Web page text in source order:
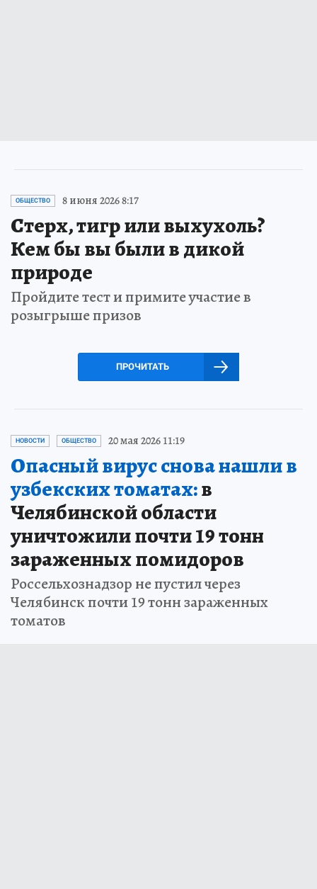
ОБЩЕСТВО 8 июня 2026 8:17
Стерх, тигр или выхухоль?
Кем бы вы были в дикой
природе
Пройдите тест и примите участие в
розыгрыше призов
ПРОЧИТАТЬ
НОВОСТИ ОБЩЕСТВО 20 мая 2026 11:19
Опасный вирус снова нашли в
узбекских томатах:в
Челябинской области
уничтожили почти 19 тонн
зараженных помидоров
Россельхознадзор не пустил через
Челябинск почти 19 тонн зараженных
томатов